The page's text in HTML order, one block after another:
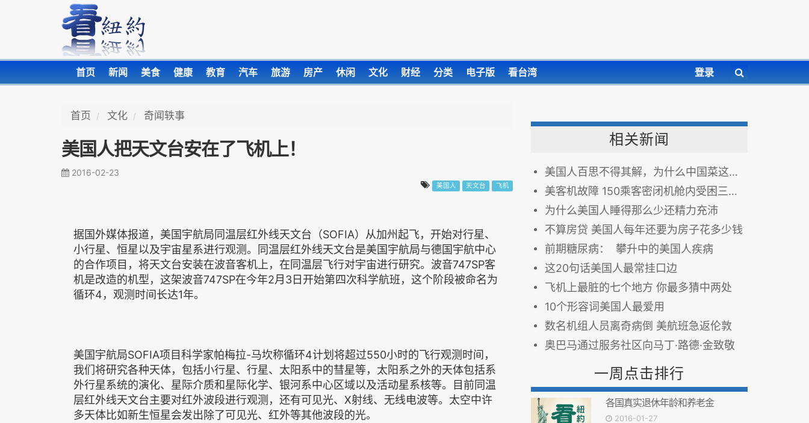
首页 新闻 美食 健康 教育 汽车 旅游 房产 休闲 文化 财经 分类 电子版 看台湾 登录
首页 文化 奇闻轶事
美国人把天文台安在了飞机上！
2016-02-23
美国人 天文台 飞机
据国外媒体报道，美国宇航局同温层红外线天文台（SOFIA）从加州起飞，开始对行星、
小行星、恒星以及宇宙星系进行观测。同温层红外线天文台是美国宇航局与德国宇航中心
的合作项目，将天文台安装在波音客机上，在同温层飞行对宇宙进行研究。波音747SP客
机是改造的机型，这架波音747SP在今年2月3日开始第四次科学航班，这个阶段被命名为
循环4，观测时间长达1年。
美国宇航局SOFIA项目科学家帕梅拉-马坎称循环4计划将超过550小时的飞行观测时间，
我们将研究各种天体，包括小行星、行星、太阳系中的彗星等，太阳系之外的天体包括系
外行星系统的演化、星际介质和星际化学、银河系中心区域以及活动星系核等。目前同温
层红外线天文台主要对红外波段进行观测，还有可见光、X射线、无线电波等。太空中许
多天体比如新生恒星会发出除了可见光、红外等其他波段的光。
相关新闻
美国人百思不得其解，为什么中国菜这么油，但大多中国人却比美国人苗条呢？
美客机故障 150乘客密闭机舱内受困三小时
为什么美国人睡得那么少还精力充沛
不算房贷 美国人每年还要为房子花多少钱
前期糖尿病： 攀升中的美国人疾病
这20句话美国人最常挂口边
飞机上最脏的七个地方 你最多猜中两处
10个形容词美国人最爱用
数名机组人员离奇病倒 美航班急返伦敦
奥巴马通过服务社区向马丁·路德·金致敬
一周点击排行
各国真实退休年龄和养老金
2016-01-27